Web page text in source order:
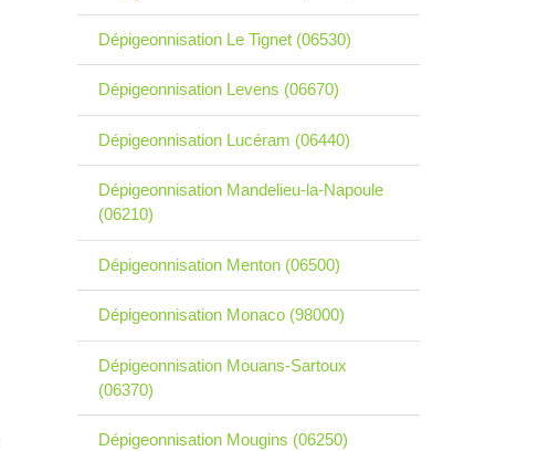
Dépigeonnisation Le Tignet (06530)
Dépigeonnisation Levens (06670)
Dépigeonnisation Lucéram (06440)
Dépigeonnisation Mandelieu-la-Napoule
(06210)
Dépigeonnisation Menton (06500)
Dépigeonnisation Monaco (98000)
Dépigeonnisation Mouans-Sartoux
(06370)
Dépigeonnisation Mougins (06250)